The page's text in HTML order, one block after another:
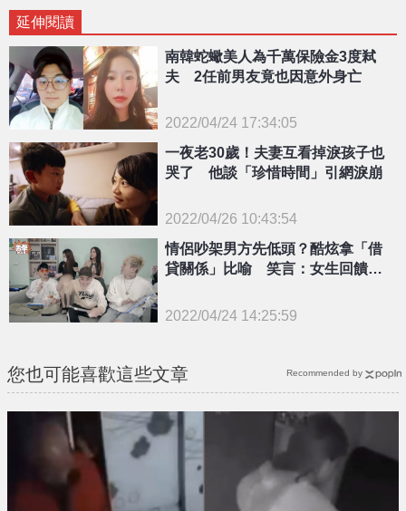
延伸閱讀
{PLAYICON}
南韓蛇蠍美人為千萬保險金3度弒
夫 2任前男友竟也因意外身亡
2022/04/24 17:34:05
{PLAYICON}
一夜老30歲！夫妻互看掉淚孩子也
哭了 他談「珍惜時間」引網淚崩
2022/04/26 10:43:54
情侶吵架男方先低頭？酷炫拿「借
貸關係」比喻 笑言：女生回饋利
2022/04/24 14:25:59
您也可能喜歡這些文章 Recommended by